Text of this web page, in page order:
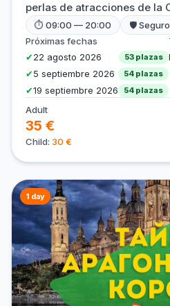
perlas de atracciones de la
⏱ 09:00 — 20:00 🛡 Seguro
Próximas fechas
✔22 agosto 2026 53 plazas
✔5 septiembre 2026 54 plazas
✔19 septiembre 2026 54 plazas
Adult
35 €
Child: 30 €
1 day